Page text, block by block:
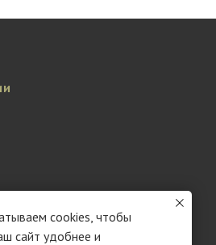
cookies, чтобы
сайт удобнее и